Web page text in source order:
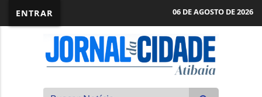
ENTRAR 06 DE AGOSTO DE 2026